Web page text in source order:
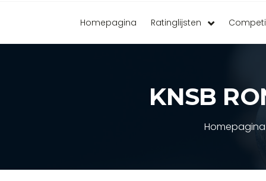
Homepagina Ratinglijsten
KNSB
Homepagina